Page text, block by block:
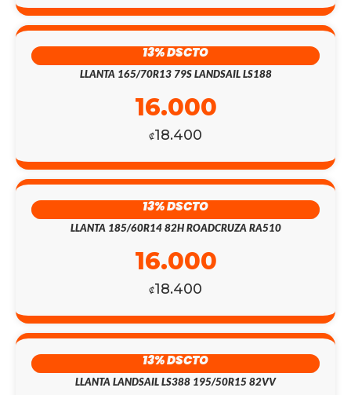
13% DSCTO
LLANTA 165/70R13 79S LANDSAIL LS188
₡18.400
16.000
13% DSCTO
LLANTA 185/60R14 82H ROADCRUZA RA510
₡18.400
16.000
13% DSCTO
LLANTA LANDSAIL LS388 195/50R15 82VV